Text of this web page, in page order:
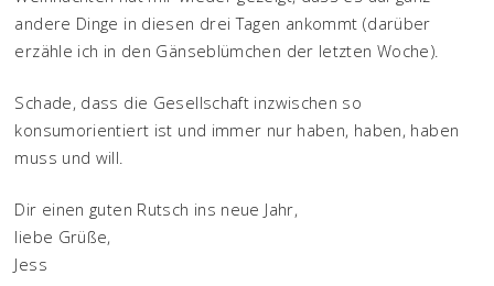
andere Dinge in diesen drei Tagen ankommt (darüber
erzähle ich in den Gänseblümchen der letzten Woche).
Schade, dass die Gesellschaft inzwischen so
konsumorientiert ist und immer nur haben, haben, haben
muss und will.
Dir einen guten Rutsch ins neue Jahr,
liebe Grüße,
Jess